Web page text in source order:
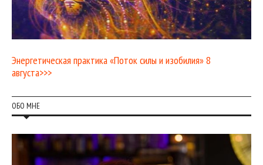
Энергетическая практика «Поток силы и изобилия» 8
августа>>>
ОБО МНЕ